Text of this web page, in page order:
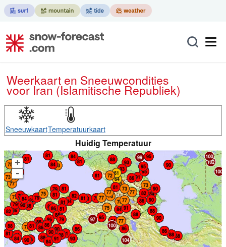
Weerkaart en Sneeuwcondities
voor Iran (Islamitische Republiek)
SneeuwkaartTemperatuurkaart
Huidig Temperatuur
+
-